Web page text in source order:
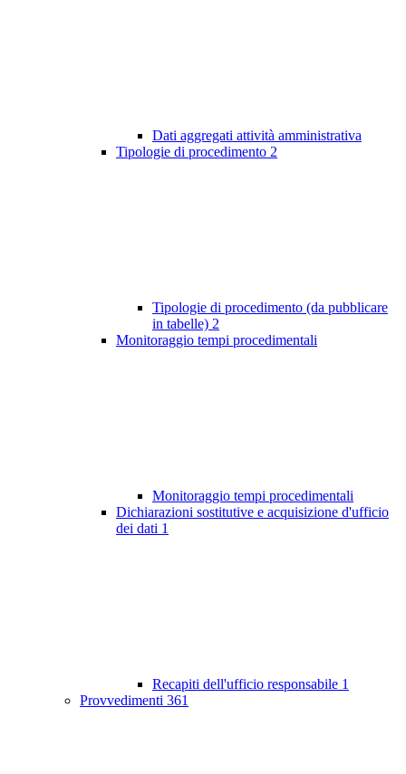
Dati aggregati attività amministrativa
Tipologie di procedimento 2
Tipologie di procedimento (da pubblicare
in tabelle) 2
Monitoraggio tempi procedimentali
Monitoraggio tempi procedimentali
Dichiarazioni sostitutive e acquisizione d'ufficio
dei dati 1
Recapiti dell'ufficio responsabile 1
Provvedimenti 361